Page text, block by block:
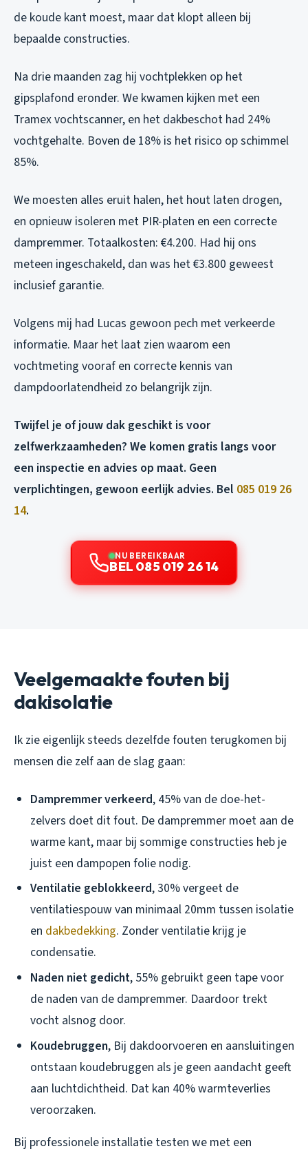
de koude kant moest, maar dat klopt alleen bij
bepaalde constructies.
Na drie maanden zag hij vochtplekken op het
gipsplafond eronder. We kwamen kijken met een
Tramex vochtscanner, en het dakbeschot had 24%
vochtgehalte. Boven de 18% is het risico op schimmel
85%.
We moesten alles eruit halen, het hout laten drogen,
en opnieuw isoleren met PIR-platen en een correcte
dampremmer. Totaalkosten: €4.200. Had hij ons
meteen ingeschakeld, dan was het €3.800 geweest
inclusief garantie.
Volgens mij had Lucas gewoon pech met verkeerde
informatie. Maar het laat zien waarom een
vochtmeting vooraf en correcte kennis van
dampdoorlatendheid zo belangrijk zijn.
Twijfel je of jouw dak geschikt is voor
zelfwerkzaamheden? We komen gratis langs voor
een inspectie en advies op maat. Geen
verplichtingen, gewoon eerlijk advies. Bel 085 019 26
14.
NU BEREIKBAAR
BEL 085 019 26 14
Veelgemaakte fouten bij
dakisolatie
Ik zie eigenlijk steeds dezelfde fouten terugkomen bij
mensen die zelf aan de slag gaan:
Dampremmer verkeerd, 45% van de doe-het-
zelvers doet dit fout. De dampremmer moet aan de
warme kant, maar bij sommige constructies heb je
juist een dampopen folie nodig.
Ventilatie geblokkeerd, 30% vergeet de
ventilatiespouw van minimaal 20mm tussen isolatie
en dakbedekking. Zonder ventilatie krijg je
condensatie.
Naden niet gedicht, 55% gebruikt geen tape voor
de naden van de dampremmer. Daardoor trekt
vocht alsnog door.
Koudebruggen, Bij dakdoorvoeren en aansluitingen
ontstaan koudebruggen als je geen aandacht geeft
aan luchtdichtheid. Dat kan 40% warmteverlies
veroorzaken.
Bij professionele installatie testen we met een